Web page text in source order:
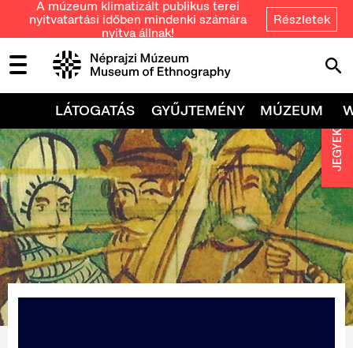
A múzeum klimatizált publikus terei
nyitvatartási időben mindenki számára
nyitva állnak!
Részletek
LÁTOGATÁS GYŰJTEMÉNY MÚZEUM
JEGYEK